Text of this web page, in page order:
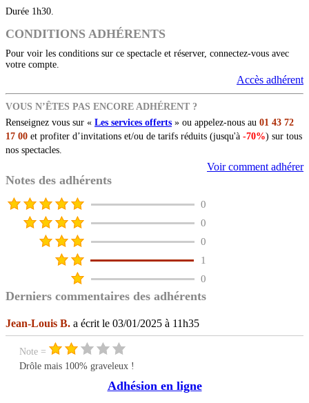
Durée 1h30.
CONDITIONS ADHÉRENTS
Pour voir les conditions sur ce spectacle et réserver, connectez-vous avec
votre compte.
Accès adhérent
VOUS N’ÊTES PAS ENCORE ADHÉRENT ?
Renseignez vous sur « Les services offerts » ou appelez-nous au 01 43 72
17 00 et profiter d’invitations et/ou de tarifs réduits (jusqu'à -70%) sur tous
nos spectacles.
Voir comment adhérer
Notes des adhérents
0
0
0
1
0
Derniers commentaires des adhérents
Jean-Louis B. a écrit le 03/01/2025 à 11h35
Note =
Drôle mais 100% graveleux !
Adhésion en ligne